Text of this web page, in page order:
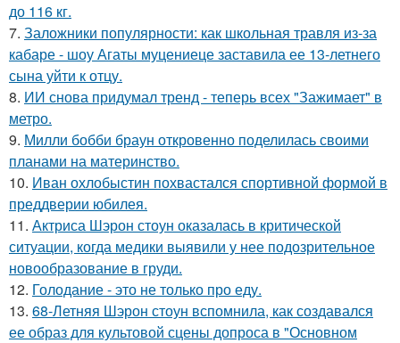
до 116 кг.
7. Заложники популярности: как школьная травля из-за
кабаре - шоу Агаты муцениеце заставила ее 13-летнего
сына уйти к отцу.
8. ИИ снова придумал тренд - теперь всех "Зажимает" в
метро.
9. Милли бобби браун откровенно поделилась своими
планами на материнство.
10. Иван охлобыстин похвастался спортивной формой в
преддверии юбилея.
11. Актриса Шэрон стоун оказалась в критической
ситуации, когда медики выявили у нее подозрительное
новообразование в груди.
12. Голодание - это не только про еду.
13. 68-Летняя Шэрон стоун вспомнила, как создавался
ее образ для культовой сцены допроса в "Основном